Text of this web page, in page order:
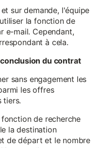
sur demande, l'équipe
la fonction de
e-mail. Cependant,
à cela.
du contrat
sans engagement les
les offres
tiers.
de recherche
la destination
de départ et le nombre